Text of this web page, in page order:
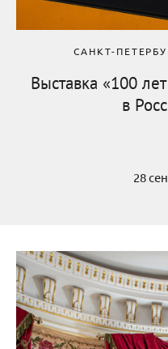
САНКТ-
Выставка «100
в
28